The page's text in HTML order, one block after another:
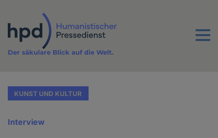
Inhalt
Menu
Der säkulare Blick auf die Welt.
KUNST UND KULTUR
Interview